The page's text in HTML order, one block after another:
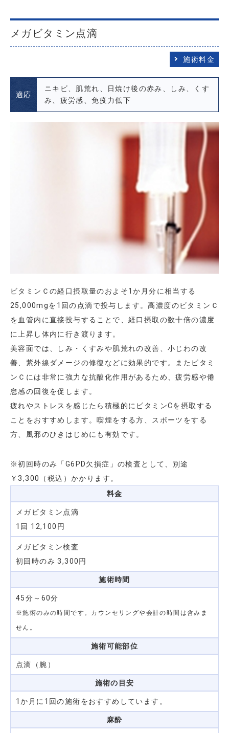
メガビタミン点滴
施術料金
適応
ニキビ、肌荒れ、日焼け後の赤み、しみ、くす
み、疲労感、免疫力低下
ビタミンＣの経口摂取量のおよそ1か月分に相当する
25,000mgを1回の点滴で投与します。高濃度のビタミンＣ
を血管内に直接投与することで、経口摂取の数十倍の濃度
に上昇し体内に行き渡ります。
美容面では、しみ・くすみや肌荒れの改善、小じわの改
善、紫外線ダメージの修復などに効果的です。またビタミ
ンＣには非常に強力な抗酸化作用があるため、疲労感や倦
怠感の回復を促します。
疲れやストレスを感じたら積極的にビタミンCを摂取する
ことをおすすめします。喫煙をする方、スポーツをする
方、風邪のひきはじめにも有効です。
※初回時のみ「G6PD欠損症」の検査として、別途
￥3,300（税込）かかります。
料金
メガビタミン点滴
1回 12,100円
メガビタミン検査
初回時のみ 3,300円
施術時間
45分～60分
※施術のみの時間です。カウンセリングや会計の時間は含みま
せん。
施術可能部位
点滴（腕）
施術の目安
1か月に1回の施術をおすすめしています。
麻酔